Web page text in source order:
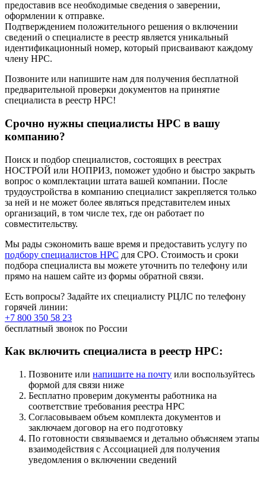
предоставив все необходимые сведения о заверении,
оформлении к отправке.
Подтверждением положительного решения о включении
сведений о специалисте в реестр является уникальный
идентификационный номер, который присваивают каждому
члену НРС.
Позвоните или напишите нам для получения бесплатной
предварительной проверки документов на принятие
специалиста в реестр НРС!
Срочно нужны специалисты НРС в вашу
компанию?
Поиск и подбор специалистов, состоящих в реестрах
НОСТРОЙ или НОПРИЗ, поможет удобно и быстро закрыть
вопрос о комплектации штата вашей компании. После
трудоустройства в компанию специалист закрепляется только
за ней и не может более являться представителем иных
организаций, в том числе тех, где он работает по
совместительству.
Мы рады сэкономить ваше время и предоставить услугу по
подбору специалистов НРС для СРО. Стоимость и сроки
подбора специалиста вы можете уточнить по телефону или
прямо на нашем сайте из формы обратной связи.
Есть вопросы? Задайте их специалисту РЦЛС по телефону
горячей линии:
+7 800 350 58 23
бесплатный звонок по России
Как включить специалиста в реестр НРС:
Позвоните или напишите на почту или воспользуйтесь
формой для связи ниже
Бесплатно проверим документы работника на
соответствие требования реестра НРС
Согласовываем объем комплекта документов и
заключаем договор на его подготовку
По готовности связываемся и детально объясняем этапы
взаимодействия с Ассоциацией для получения
уведомления о включении сведений